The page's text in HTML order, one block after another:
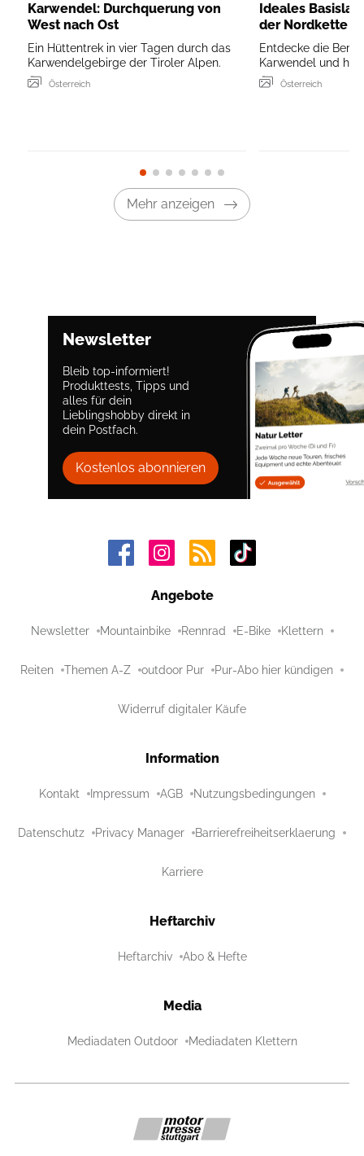
Karwendel: Durchquerung von
West nach Ost
Ein Hüttentrek in vier Tagen durch das
Karwendelgebirge der Tiroler Alpen.
Österreich
Ideales
der Nordkette
Entdecke die
Karwendel und
Österreich
Mehr anzeigen
Newsletter
Bleib top-informiert!
Produkttests, Tipps und
alles für dein
Lieblingshobby direkt in
dein Postfach.
Kostenlos abonnieren
Angebote
Newsletter Mountainbike Rennrad E-Bike Klettern
Reiten Themen A-Z outdoor Pur Pur-Abo hier kündigen
Widerruf digitaler Käufe
Information
Kontakt Impressum AGB Nutzungsbedingungen
Datenschutz Privacy Manager Barrierefreiheitserklaerung
Karriere
Heftarchiv
Heftarchiv Abo & Hefte
Media
Mediadaten Outdoor Mediadaten Klettern